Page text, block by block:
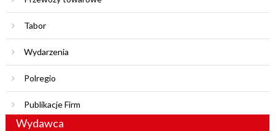
Tabor
Wydarzenia
Polregio
Publikacje Firm
Wydawca